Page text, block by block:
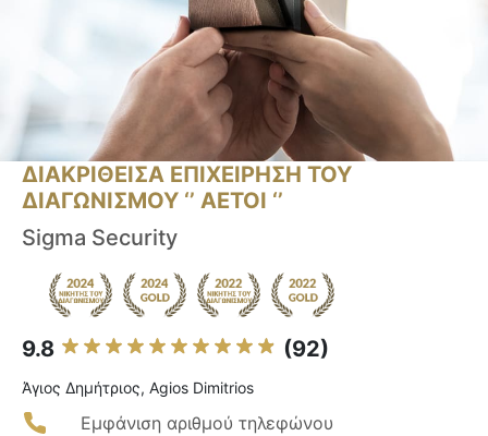
ΔΙΑΚΡΙΘΕΙΣΑ ΕΠΙΧΕΙΡΗΣΗ ΤΟΥ
ΔΙΑΓΩΝΙΣΜΟΥ ‘’ ΑΕΤΟΙ ‘’
Sigma Security
9.8 (92)
Άγιος Δημήτριος, Agios Dimitrios
Εμφάνιση αριθμού τηλεφώνου